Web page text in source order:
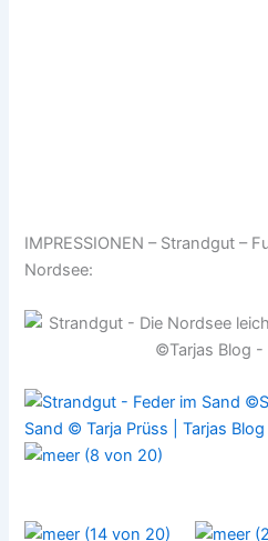
IMPRESSIONEN – Strandgut –
Nordsee: